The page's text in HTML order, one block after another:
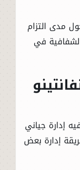
مدى التزام
في
إدارة جياني
إدارة بعض